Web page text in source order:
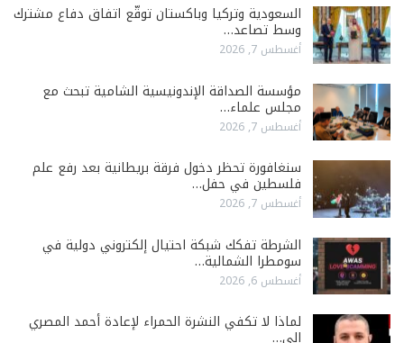
السعودية وتركيا وباكستان توقّع اتفاق دفاع مشترك
وسط تصاعد…
أغسطس 7, 2026
مؤسسة الصداقة الإندونيسية الشامية تبحث مع
مجلس علماء…
أغسطس 7, 2026
سنغافورة تحظر دخول فرقة بريطانية بعد رفع علم
فلسطين في حفل…
أغسطس 7, 2026
الشرطة تفكك شبكة احتيال إلكتروني دولية في
سومطرا الشمالية…
أغسطس 6, 2026
لماذا لا تكفي النشرة الحمراء لإعادة أحمد المصري